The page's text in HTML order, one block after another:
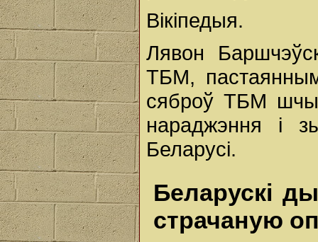
Вікіпедыя.
Лявон
ТБМ,
сяброў ТБМ
нараджэння і
Беларусі.
Беларускі
страчаную